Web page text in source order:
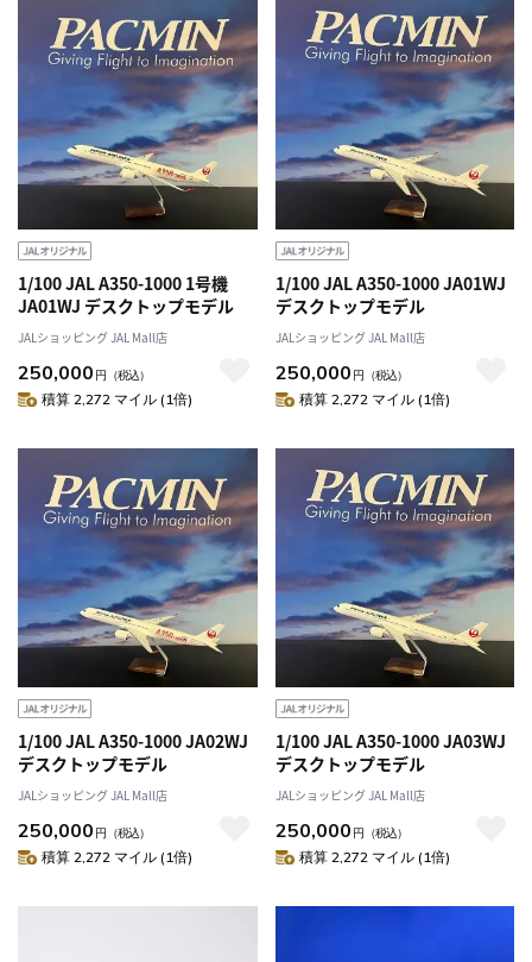
1/100 JAL A350-1000 1号機
JA01WJ デスクトップモデル
JALショッピング JAL Mall店
250,000 円 （税込）
積算 2,272 マイル (1倍)
1/100 JAL A350-1000 JA01WJ
デスクトップモデル
JALショッピング JAL Mall店
250,000 円 （税込）
積算 2,272 マイル (1倍)
1/100 JAL A350-1000 JA02WJ
デスクトップモデル
JALショッピング JAL Mall店
250,000 円 （税込）
積算 2,272 マイル (1倍)
1/100 JAL A350-1000 JA03WJ
デスクトップモデル
JALショッピング JAL Mall店
250,000 円 （税込）
積算 2,272 マイル (1倍)